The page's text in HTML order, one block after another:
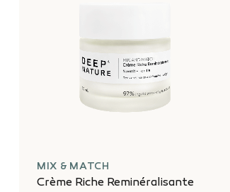
MIX & MATCH
Crème Riche Reminéralisante